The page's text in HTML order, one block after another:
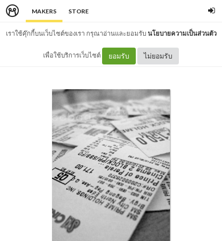
MAKERS STORE
เราใช้คุ๊กกี้บนเว็บไซต์ของเรา กรุณาอ่านและยอมรับนโยบายความเป็นส่วนตัว
เพื่อใช้บริการเว็บไซต์ ยอมรับ ไม่ยอมรับ